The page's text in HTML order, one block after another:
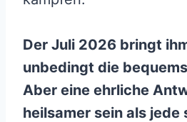
Der Juli 2026 bringt
unbedingt die
Aber eine ehrliche
heilsamer sein als jede